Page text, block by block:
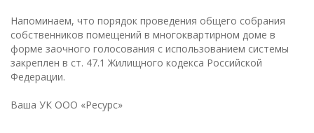
Напоминаем, что порядок проведения общего собрания
собственников помещений в многоквартирном доме в
форме заочного голосования с использованием системы
закреплен в ст. 47.1 Жилищного кодекса Российской
Федерации.
Ваша УК ООО «Ресурс»